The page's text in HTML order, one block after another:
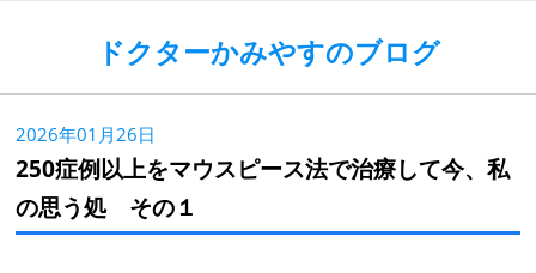
ドクターかみやすのブログ
2026年01月26日
250症例以上をマウスピース法で治療して今、私
の思う処 その１